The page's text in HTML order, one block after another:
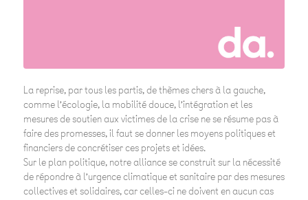
La reprise, par tous les partis, de thèmes chers à la gauche,
comme l’écologie, la mobilité douce, l’intégration et les
mesures de soutien aux victimes de la crise ne se résume pas à
faire des promesses, il faut se donner les moyens politiques et
financiers de concrétiser ces projets et idées.
Sur le plan politique, notre alliance se construit sur la nécessité
de répondre à l’urgence climatique et sanitaire par des mesures
collectives et solidaires, car celles-ci ne doivent en aucun cas